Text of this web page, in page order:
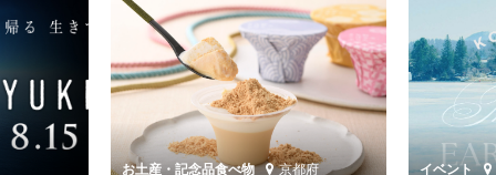
主演は「雪風」の艦長・寺澤一利を演じる竹野内豊。先任伍長・早瀬
幸平を玉木宏が演じるほか、奥平大兼、田中麗奈、石丸幹二、益岡徹
など実力派俳優が共演。そして戦艦大和と運命を共にした帝国海軍・
第二艦隊司令長官、伊藤整一を中井貴一が圧倒的な存在感で演じ切
る。
時代が再び、分断と暴力に揺れる現代。本作は「同じ過ちを繰り返す
道を歩んではいないか」と、彼らが命をかけて守りたいと願っ
お土産・記念品食べ物 京都府 イベント